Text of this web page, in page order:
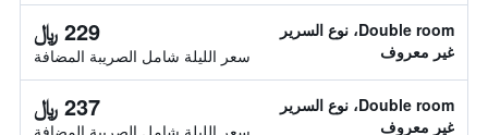
Double room، نوع السرير
غير معروف
229 ﷼
سعر الليلة شامل الصريبة المضافة
Double room، نوع السرير
غير معروف
237 ﷼
سعر الليلة شامل الصريبة المضافة